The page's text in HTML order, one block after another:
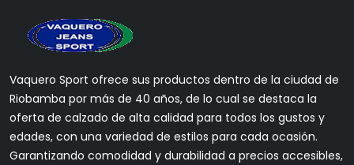
Vaquero Sport ofrece sus productos dentro de la ciudad de
Riobamba por más de 40 años, de lo cual se destaca la
oferta de calzado de alta calidad para todos los gustos y
edades, con una variedad de estilos para cada ocasión.
Garantizando comodidad y durabilidad a precios accesibles,